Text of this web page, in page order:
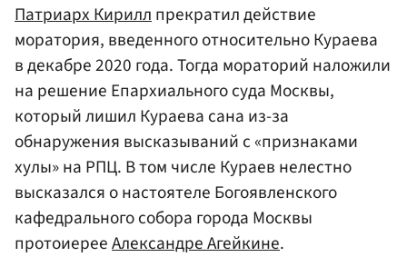
Патриарх Кириллпрекратил действие
моратория, введенного относительно Кураева
в декабре 2020 года. Тогда мораторий наложили
на решение Епархиального суда Москвы,
который лишил Кураева сана из-за
обнаружения высказываний с «признаками
хулы» на РПЦ. В том числе Кураев нелестно
высказался о настоятеле Богоявленского
кафедрального собора города Москвы
протоиерееАлександре Агейкине.